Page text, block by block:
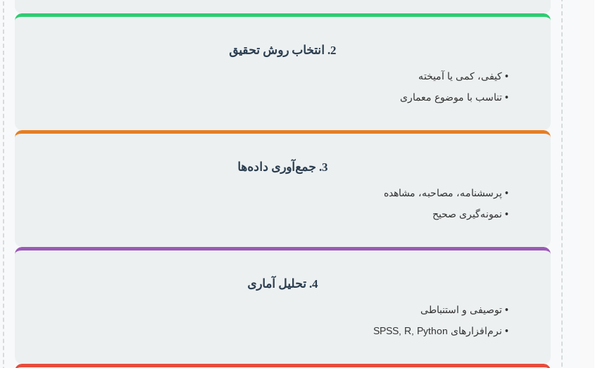
2. انتخاب روش تحقیق
• کیفی، کمی یا آمیخته
• تناسب با موضوع معماری
3. جمع‌آوری داده‌ها
• پرسشنامه، مصاحبه، مشاهده
• نمونه‌گیری صحیح
4. تحلیل آماری
• توصیفی و استنباطی
• نرم‌افزارهای SPSS, R, Python